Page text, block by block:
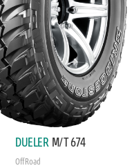
DUELER M/T 674
Off Road